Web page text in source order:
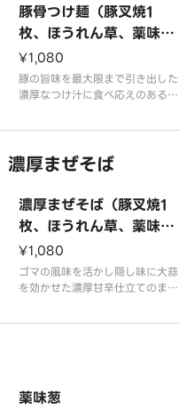
是非お楽しみ下さい。
豚骨つけ麺（豚叉焼1
枚、ほうれん草、薬味
葱）
¥1,080
豚の旨味を最大限まで引き出した
濃厚なつけ汁に食べ応えのあるコ
深い旨味はコクの中に豚本来の甘
く唯一無二の味わいです。こだわ
り抜いた、トッピング類やサイド
下さい。※写真のトッ
濃厚まぜそば
濃厚まぜそば（豚叉焼1
枚、ほうれん草、薬味
葱、白ゴマ）
¥1,080
ゴマの風味を活かし隠し味に大蒜
を効かせた濃厚甘辛仕立てのまぜ
るまぜそばは、スタッフから美味
のトッピングは特製で
薬味葱